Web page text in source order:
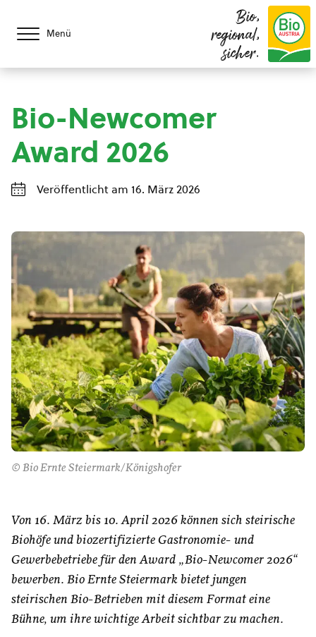
Menü
Bio,
regional,
sicher.
Bio-Newcomer
Award 2026
Veröffentlicht am 16. März 2026
© Bio Ernte Steiermark/Königshofer
Von 16. März bis 10. April 2026 können sich steirische
Biohöfe und biozertifizierte Gastronomie- und
Gewerbebetriebe für den Award „Bio-Newcomer 2026“
bewerben. Bio Ernte Steiermark bietet jungen
steirischen Bio-Betrieben mit diesem Format eine
Bühne, um ihre wichtige Arbeit sichtbar zu machen.